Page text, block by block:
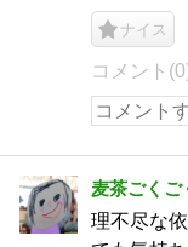
ナイス
コメント
麦茶ごくご
理不尽な